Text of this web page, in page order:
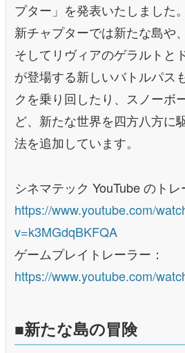
プター」を発表いたしました。
新チャプターでは新たな島や
そしてリヴィアのゲラルトと
が登場する新しいバトルパス
クを乗り回したり、スノーボ
ど、新たな世界を四⽅⼋⽅に
法を追加しています。
シネマテック YouTube のトレ
https://www.youtube.com/
v=k3MGdqBKFQA
ゲームプレイトレーラー：
https://www.youtube.com/
■新たな島の冒険